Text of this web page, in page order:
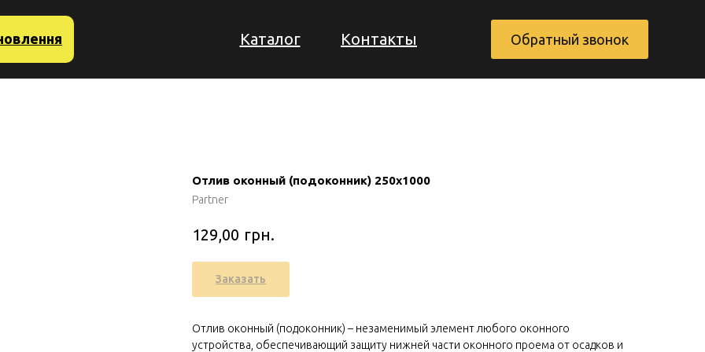
Каталог Контакты Обратный звонок
Отлив оконный (подоконник) 250х1000
Partner
129,00 грн.
Заказать
Отлив оконный (подоконник) – незаменимый элемент любого оконного
устройства, обеспечивающий защиту нижней части оконного проема от осадков и